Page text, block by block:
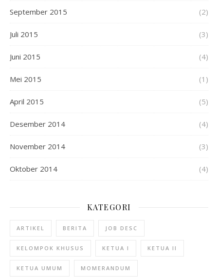
September 2015 (2)
Juli 2015 (3)
Juni 2015 (4)
Mei 2015 (1)
April 2015 (5)
Desember 2014 (4)
November 2014 (3)
Oktober 2014 (4)
KATEGORI
ARTIKEL BERITA JOB DESC
KELOMPOK KHUSUS KETUA I KETUA II
KETUA UMUM MOMERANDUM